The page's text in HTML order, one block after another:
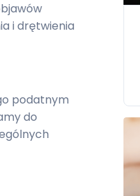
i drętwienia
podatnym
do